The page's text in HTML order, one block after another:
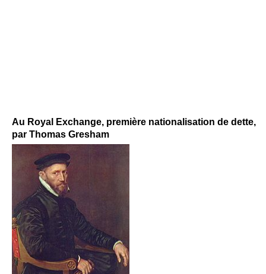
Au Royal Exchange, première nationalisation de dette,
par Thomas Gresham